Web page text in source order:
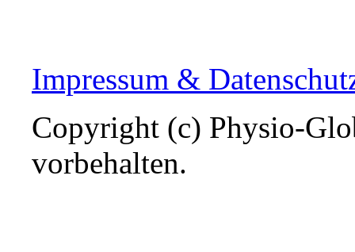
Impressum &
Copyright (c) Physio-
vorbehalten.